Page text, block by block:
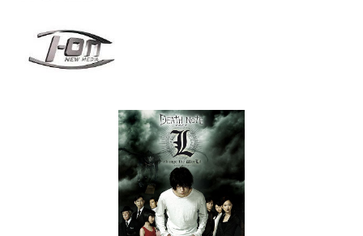
Bildergalerie überspringen